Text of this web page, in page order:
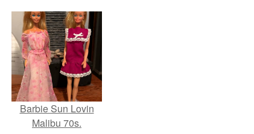
Barbie Sun Lovin
Malibu 70s.